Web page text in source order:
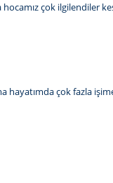
çok ilgilendiler
hayatımda çok fazla